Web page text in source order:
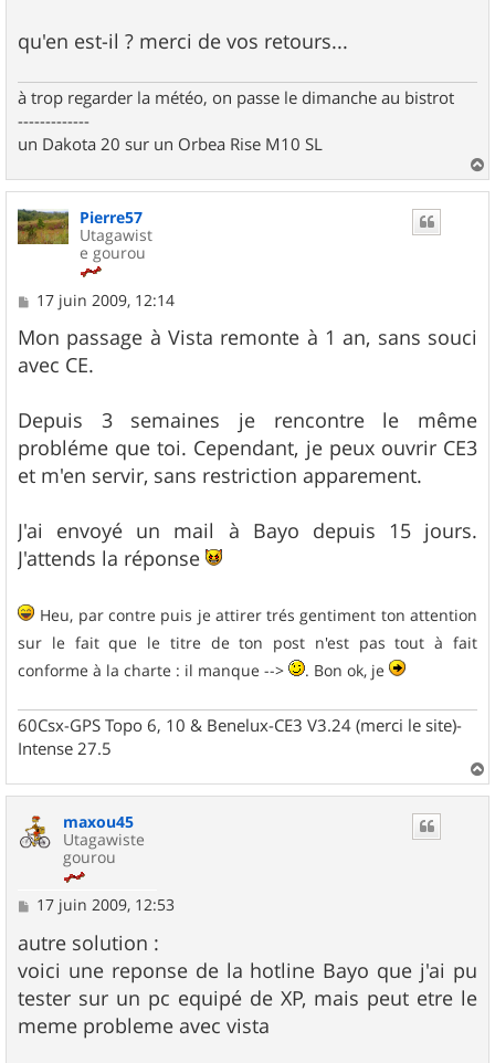
qu'en est-il ? merci de vos retours...
à trop regarder la météo, on passe le dimanche au bistrot
-------------
un Dakota 20 sur un Orbea Rise M10 SL
a
Pierre57
Utagawist
e gourou
M
s
s
a
17 juin 2009, 12:14
Mon passage à Vista remonte à 1 an, sans souci
avec CE.
Depuis 3 semaines je rencontre le même
probléme que toi. Cependant, je peux ouvrir CE3
et m'en servir, sans restriction apparement.
J'ai envoyé un mail à Bayo depuis 15 jours.
J'attends la réponse
Heu, par contre puis je attirer trés gentiment ton attention
sur le fait que le titre de ton post n'est pas tout à fait
conforme à la charte : il manque -->
. Bon ok, je
60Csx-GPS Topo 6, 10 & Benelux-CE3 V3.24 (merci le site)-
Intense 27.5
a
maxou45
Utagawiste
gourou
M
s
s
a
g
e
17 juin 2009, 12:53
autre solution :
voici une reponse de la hotline Bayo que j'ai pu
tester sur un pc equipé de XP, mais peut etre le
meme probleme avec vista